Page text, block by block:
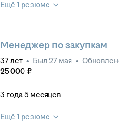
Ещё 1 резюме
Менеджер по закупкам
37лет • Был 27 мая •
25 000 ₽
3 года 5 месяцев
Ещё 1 резюме